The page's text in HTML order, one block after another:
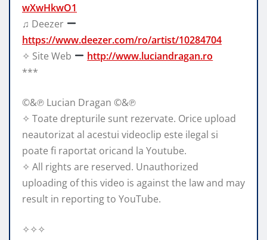
wXwHkwO1
♫ Deezer
https://www.deezer.com/ro/artist/10284704
✧ Site Web
http://www.luciandragan.ro
***
©&℗ Lucian Dragan ©&℗
✧ Toate drepturile sunt rezervate. Orice upload
neautorizat al acestui videoclip este ilegal si
poate fi raportat oricand la Youtube.
✧ All rights are reserved. Unauthorized
uploading of this video is against the law and may
result in reporting to YouTube.
✧✧✧